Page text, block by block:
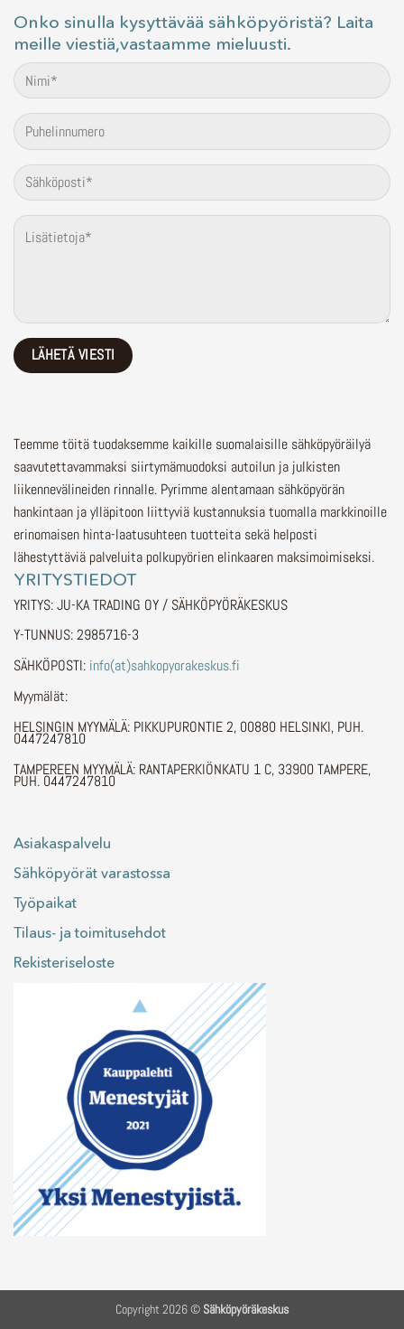
Onko sinulla kysyttävää sähköpyöristä? Laita
meille viestiä,vastaamme mieluusti.
Teemme töitä tuodaksemme kaikille suomalaisille sähköpyöräilyä
saavutettavammaksi siirtymämuodoksi autoilun ja julkisten
liikennevälineiden rinnalle. Pyrimme alentamaan sähköpyörän
hankintaan ja ylläpitoon liittyviä kustannuksia tuomalla markkinoille
erinomaisen hinta-laatusuhteen tuotteita sekä helposti
lähestyttäviä palveluita polkupyörien elinkaaren maksimoimiseksi.
YRITYSTIEDOT
YRITYS: JU-KA TRADING OY / SÄHKÖPYÖRÄKESKUS
Y-TUNNUS: 2985716-3
SÄHKÖPOSTI: info(at)sahkopyorakeskus.fi
Myymälät:
HELSINGIN MYYMÄLÄ: PIKKUPURONTIE 2, 00880 HELSINKI, PUH.
0447247810
TAMPEREEN MYYMÄLÄ: RANTAPERKIÖNKATU 1 C, 33900 TAMPERE,
PUH. 0447247810
Asiakaspalvelu
Sähköpyörät varastossa
Työpaikat
Tilaus- ja toimitusehdot
Rekisteriseloste
Copyright 2026 © Sähköpyöräkeskus